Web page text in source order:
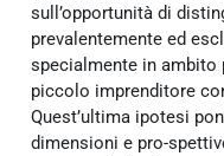
sull’opportunità di
prevalentemente ed
specialmente in ambito
piccolo imprenditore
Quest’ultima ipotesi
dimensioni e pro-